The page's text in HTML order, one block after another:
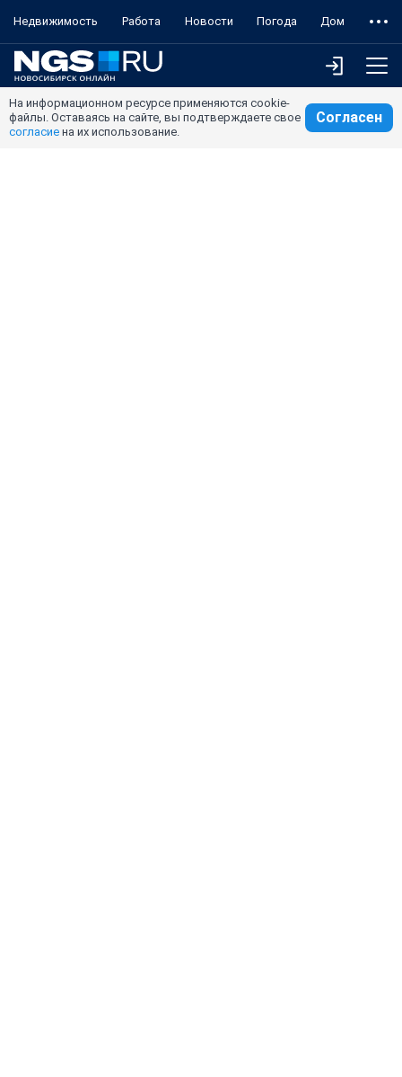
Недвижимость Работа Новости Погода Дом
На информационном ресурсе применяются cookie-
файлы. Оставаясь на сайте, вы подтверждаете свое
согласие на их использование.
Согласен